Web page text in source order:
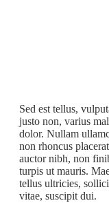
Sed est tellus,
justo non, varius
dolor. Nullam
non rhoncus
auctor nibh, non
turpis ut mauris.
tellus ultricies,
vitae, suscipit dui.